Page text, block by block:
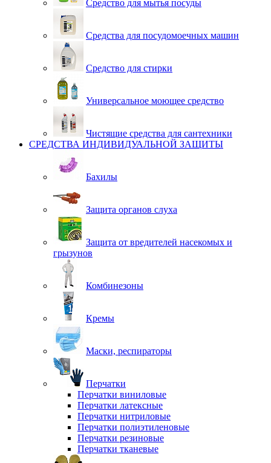
Средство для мытья посуды
Средства для посудомоечных машин
Средство для стирки
Универсальное моющее средство
Чистящие средства для сантехники
СРЕДСТВА ИНДИВИДУАЛЬНОЙ ЗАЩИТЫ
Бахилы
Защита органов слуха
Защита от вредителей насекомых и
грызунов
Комбинезоны
Кремы
Маски, респираторы
Перчатки
Перчатки виниловые
Перчатки латексные
Перчатки нитриловые
Перчатки полиэтиленовые
Перчатки резиновые
Перчатки тканевые